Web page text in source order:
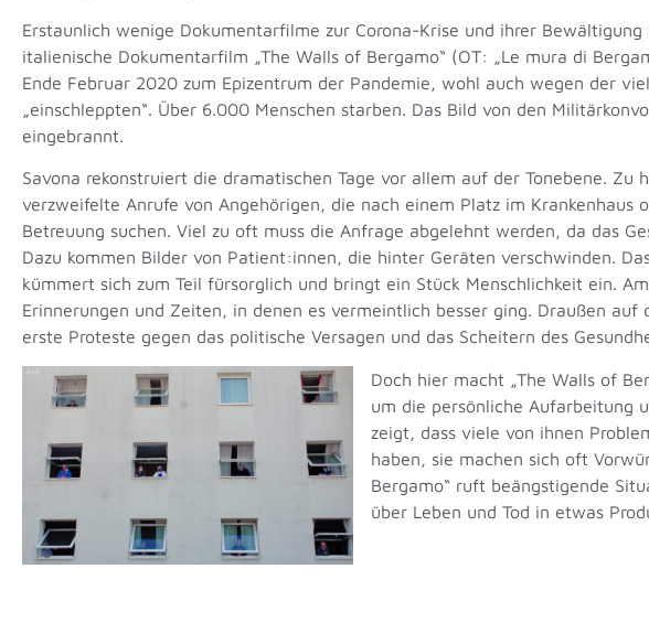
Erstaunlich wenige Dokumentarfilme zur Corona-Krise und ihrer
italienische Dokumentarfilm „The Walls of Bergamo“ (OT: „Le mura di
Ende Februar 2020 zum Epizentrum der Pandemie, wohl auch wegen der
„einschleppten“. Über 6.000 Menschen starben. Das Bild von den
eingebrannt.
Savona rekonstruiert die dramatischen Tage vor allem auf der Tonebene. Zu
verzweifelte Anrufe von Angehörigen, die nach einem Platz im Krankenhaus
Betreuung suchen. Viel zu oft muss die Anfrage abgelehnt werden, da das
Dazu kommen Bilder von Patient:innen, die hinter Geräten verschwinden.
kümmert sich zum Teil fürsorglich und bringt ein Stück Menschlichkeit ein.
Erinnerungen und Zeiten, in denen es vermeintlich besser ging. Draußen auf
erste Proteste gegen das politische Versagen und das Scheitern des
Doch hier macht „The Walls of
um die persönliche Aufarbeitung
zeigt, dass viele von ihnen
haben, sie machen sich oft
Bergamo“ ruft beängstigende
über Leben und Tod in etwas